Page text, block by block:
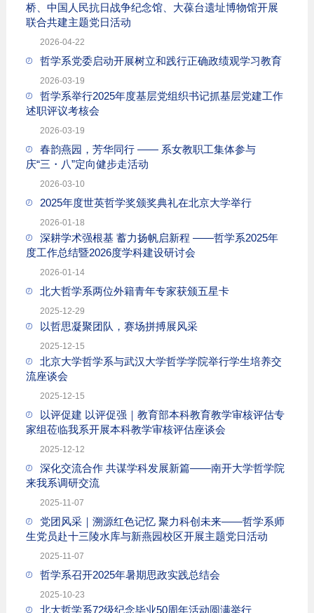
桥、中国人民抗日战争纪念馆、大葆台遗址博物馆开展
联合共建主题党日活动
2026-04-22
哲学系党委启动开展树立和践行正确政绩观学习教育
2026-03-19
哲学系举行2025年度基层党组织书记抓基层党建工作
述职评议考核会
2026-03-19
春韵燕园，芳华同行 —— 系女教职工集体参与
庆“三・八”定向健步走活动
2026-03-10
2025年度世英哲学奖颁奖典礼在北京大学举行
2026-01-18
深耕学术强根基 蓄力扬帆启新程 ——哲学系2025年
度工作总结暨2026度学科建设研讨会
2026-01-14
北大哲学系两位外籍青年专家获颁五星卡
2025-12-29
以哲思凝聚团队，赛场拼搏展风采
2025-12-15
北京大学哲学系与武汉大学哲学学院举行学生培养交
流座谈会
2025-12-15
以评促建 以评促强｜教育部本科教育教学审核评估专
家组莅临我系开展本科教学审核评估座谈会
2025-12-12
深化交流合作 共谋学科发展新篇——南开大学哲学院
来我系调研交流
2025-11-07
党团风采｜溯源红色记忆 聚力科创未来——哲学系师
生党员赴十三陵水库与新燕园校区开展主题党日活动
2025-11-07
哲学系召开2025年暑期思政实践总结会
2025-10-23
北大哲学系72级纪念毕业50周年活动圆满举行